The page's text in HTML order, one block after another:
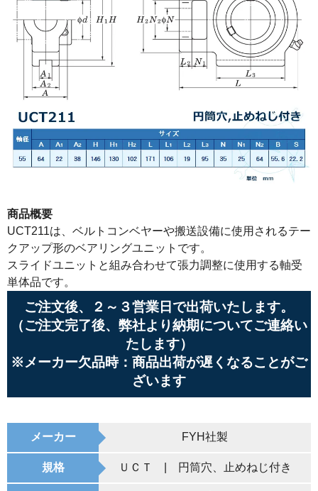
商品概要
UCT211は、ベルトコンベヤーや搬送設備に使用されるテー
クアップ形のベアリングユニットです。
スライドユニットと組み合わせて張力調整に使用する軸受
単体品です。
ご注文後、２～３営業日で出荷いたします。
（ご注文完了後、弊社より納期についてご連絡い
たします）
※メーカー欠品時：商品出荷が遅くなることがご
ざいます
メーカー FYH社製
規格 ＵＣＴ | 円筒穴、止めねじ付き